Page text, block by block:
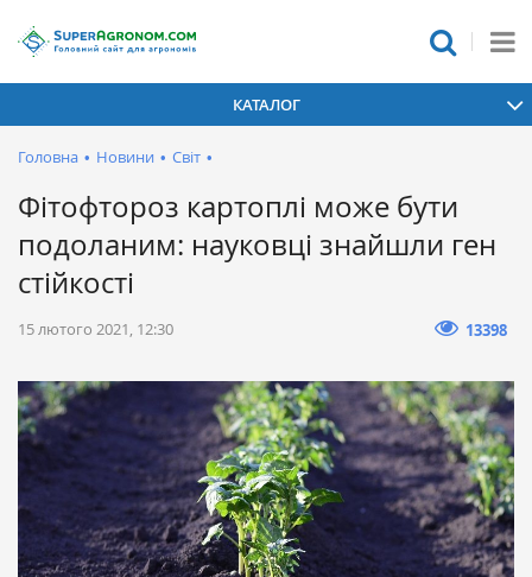
КАТАЛОГ
Головна • Новини • Світ •
Фітофтороз картоплі може бути
подоланим: науковці знайшли ген
стійкості
15 лютого 2021, 12:30 13398